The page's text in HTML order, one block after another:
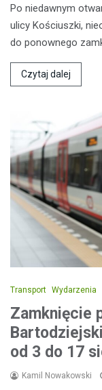
Po niedawnym
ulicy Kościuszki,
do ponownego
Czytaj dalej
Transport Wydarzenia
Zamknięcie
od 3 do 17
Kamil Nowakowski